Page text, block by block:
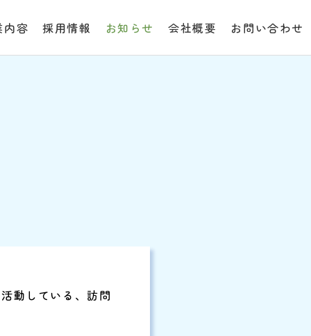
内容 採用情報 お知らせ 会社概要 お問い合わせ
動している、訪問